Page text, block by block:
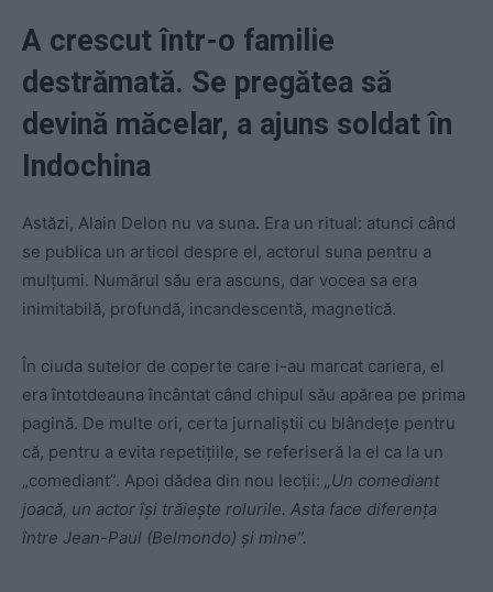
A crescut într-o familie
destrămată. Se pregătea să
devină măcelar, a ajuns soldat în
Indochina
Astăzi, Alain Delon nu va suna. Era un ritual: atunci când
se publica un articol despre el, actorul suna pentru a
mulţumi. Numărul său era ascuns, dar vocea sa era
inimitabilă, profundă, incandescentă, magnetică.
În ciuda sutelor de coperte care i-au marcat cariera, el
era întotdeauna încântat când chipul său apărea pe prima
pagină. De multe ori, certa jurnaliştii cu blândeţe pentru
că, pentru a evita repetiţiile, se referiseră la el ca la un
„comediant”. Apoi dădea din nou lecţii: „Un comediant
joacă, un actor îşi trăieşte rolurile. Asta face diferenţa
între Jean-Paul (Belmondo) şi mine”.